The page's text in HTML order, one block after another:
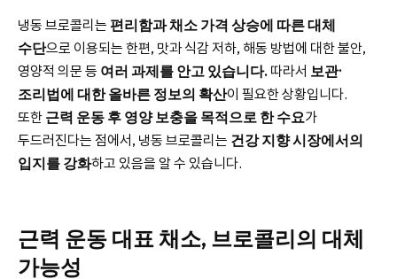
냉동 브로콜리는 편리함과 채소 가격 상승에 따른 대체
수단으로 이용되는 한편, 맛과 식감 저하, 해동 방법에 대한 불안,
영양적 의문 등 여러 과제를 안고 있습니다. 따라서 보관·
조리법에 대한올바른 정보의 확산이 필요한 상황입니다.
또한 근력 운동 후 영양 보충을 목적으로 한 수요가
두드러진다는 점에서, 냉동 브로콜리는 건강 지향 시장에서의
입지를 강화하고 있음을 알 수 있습니다.
근력 운동 대표 채소, 브로콜리의 대체
가능성